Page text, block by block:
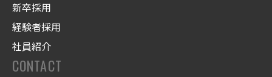
新卒採用
経験者採用
社員紹介
CONTACT